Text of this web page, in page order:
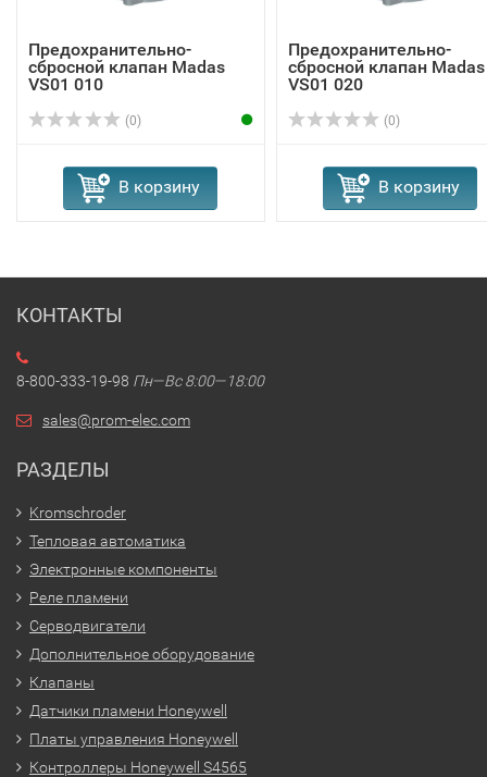
Предохранительно-
сбросной клапан Madas
VS01 010
(0)
В корзину
Предохранительно-
сбросной клапан Madas
VS01 020
(0)
В корзину
КОНТАКТЫ
8-800-333-19-98 Пн—Вс 8:00—18:00
sales@prom-elec.com
РАЗДЕЛЫ
Kromschroder
Тепловая автоматика
Электронные компоненты
Реле пламени
Серводвигатели
Дополнительное оборудование
Клапаны
Датчики пламени Honeywell
Платы управления Honeywell
Контроллеры Honeywell S4565